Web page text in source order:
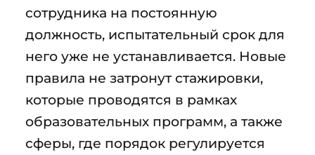
сотрудника на постоянную
должность, испытательный срок для
него уже не устанавливается. Новые
правила не затронут стажировки,
которые проводятся в рамках
образовательных программ, а также
сферы, где порядок регулируется